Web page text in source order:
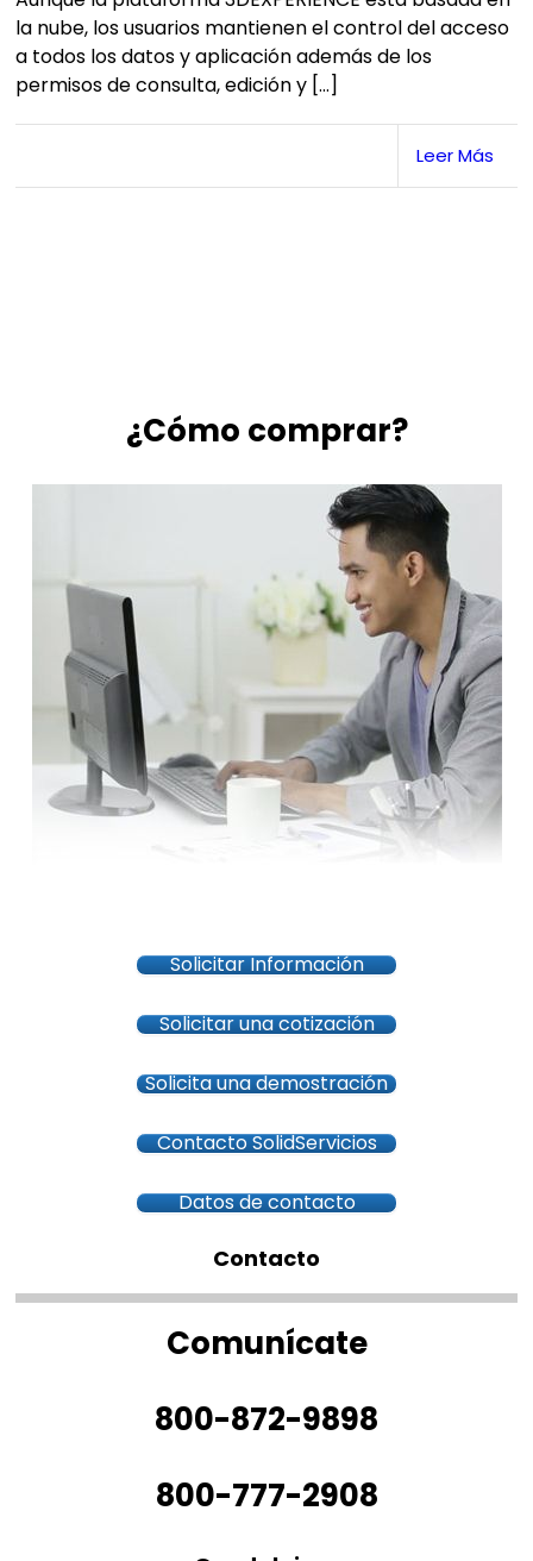
la nube, los usuarios mantienen el control del acceso
a todos los datos y aplicación además de los
permisos de consulta, edición y […]
Leer Más
¿Cómo comprar?
Solicitar Información
Solicitar una cotización
Solicita una demostración
Contacto SolidServicios
Datos de contacto
Contacto
Comunícate
800-872-9898
800-777-2908